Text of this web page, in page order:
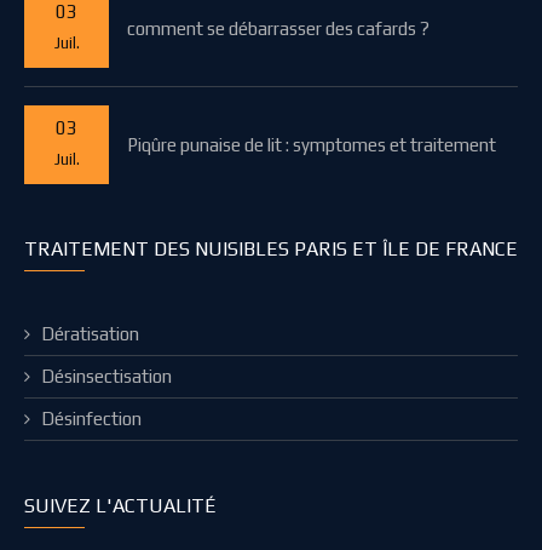
03
Juil.
comment se débarrasser des cafards ?
03
Juil.
Piqûre punaise de lit : symptomes et traitement
TRAITEMENT DES NUISIBLES PARIS ET ÎLE DE FRANCE
Dératisation
Désinsectisation
Désinfection
SUIVEZ L'ACTUALITÉ